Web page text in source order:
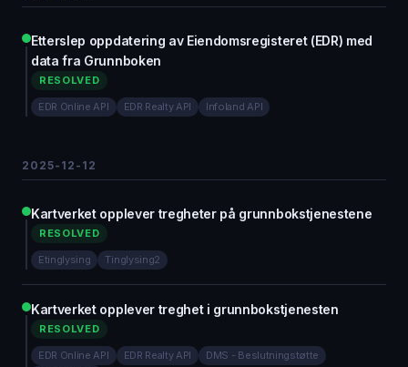
Etterslep oppdatering av Eiendomsregisteret (EDR) med
data fra Grunnboken
RESOLVED
EDR Online API EDR Realty API Infoland API
2025-12-12
Kartverket opplever tregheter på grunnbokstjenestene
RESOLVED
Etinglysing Tinglysing2
Kartverket opplever treghet i grunnbokstjenesten
RESOLVED
EDR Online API EDR Realty API
DMS - Beslutningstøtte